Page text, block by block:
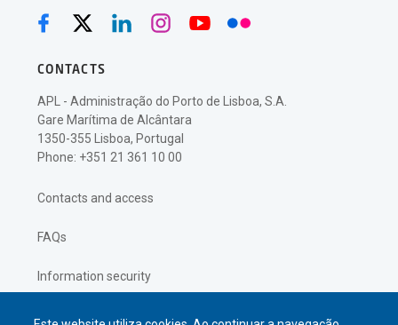
CONTACTS
APL - Administração do Porto de Lisboa, S.A.
Gare Marítima de Alcântara
1350-355 Lisboa, Portugal
Phone: +351 21 361 10 00
Contacts and access
FAQs
Information security
Privacy policy